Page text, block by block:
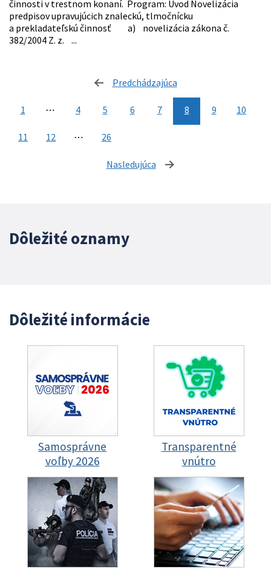
činnosti v trestnom konaní. Program: Úvod Novelizácia
predpisov upravujúcich znaleckú, tlmočnícku
a prekladateľskú činnosť a) novelizácia zákona č.
382/2004 Z. z. ...
Predchádzajúca
1 ⋯ 4 5 6 7 8 9 10
11 12 ⋯ 26
Nasledujúca stránka
Dôležité oznamy
Dôležité informácie
Samosprávne
voľby 2026
Transparentné
vnútro